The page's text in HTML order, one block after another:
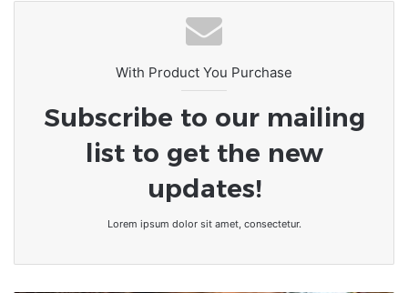
With Product You Purchase
Subscribe to our mailing
list to get the new
updates!
Lorem ipsum dolor sit amet, consectetur.